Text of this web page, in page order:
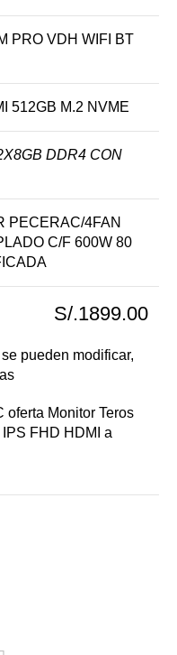
PRO VDH WIFI BT
512GB M.2 NVME
DDR4 CON
PECERAC/4FAN
C/F 600W 80
S/.1899.00
pueden modificar,
oferta Monitor Teros
FHD HDMI a